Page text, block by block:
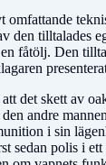
omfattande
den tilltalades
fåtölj. Den
det skett av
andre
i sin
sedan polis i